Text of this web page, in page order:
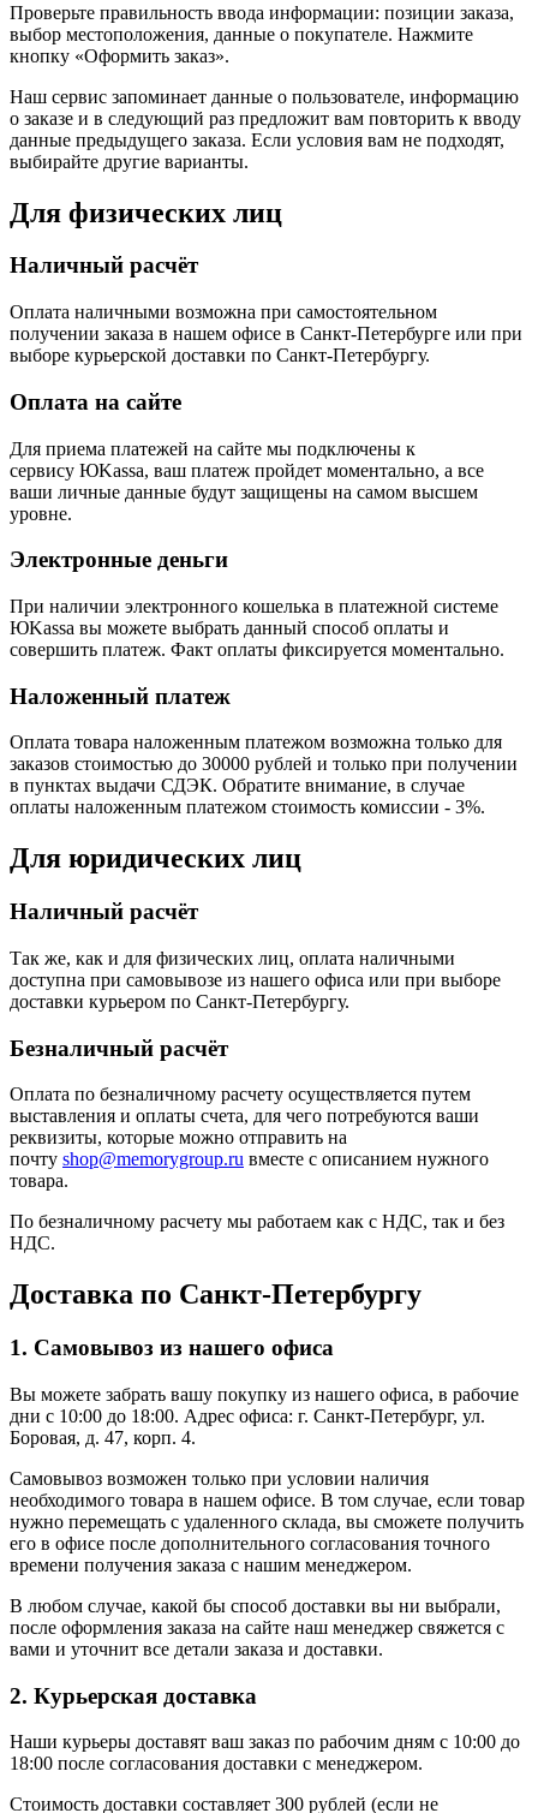
Проверьте правильность ввода информации: позиции заказа,
выбор местоположения, данные о покупателе. Нажмите
кнопку «Оформить заказ».
Наш сервис запоминает данные о пользователе, информацию
о заказе и в следующий раз предложит вам повторить к вводу
данные предыдущего заказа. Если условия вам не подходят,
выбирайте другие варианты.
Для физических лиц
Наличный расчёт
Оплата наличными возможна при самостоятельном
получении заказа в нашем офисе в Санкт-Петербурге или при
выборе курьерской доставки по Санкт-Петербургу.
Оплата на сайте
Для приема платежей на сайте мы подключены к
сервису ЮKassa, ваш платеж пройдет моментально, а все
ваши личные данные будут защищены на самом высшем
уровне.
Электронные деньги
При наличии электронного кошелька в платежной системе
ЮKassa вы можете выбрать данный способ оплаты и
совершить платеж. Факт оплаты фиксируется моментально.
Наложенный платеж
Оплата товара наложенным платежом возможна только для
заказов стоимостью до 30000 рублей и только при получении
в пунктах выдачи СДЭК. Обратите внимание, в случае
оплаты наложенным платежом стоимость комиссии - 3%.
Для юридических лиц
Наличный расчёт
Так же, как и для физических лиц, оплата наличными
доступна при самовывозе из нашего офиса или при выборе
доставки курьером по Санкт-Петербургу.
Безналичный расчёт
Оплата по безналичному расчету осуществляется путем
выставления и оплаты счета, для чего потребуются ваши
реквизиты, которые можно отправить на
почту shop@memorygroup.ru вместе с описанием нужного
товара.
По безналичному расчету мы работаем как с НДС, так и без
НДС.
Доставка по Санкт-Петербургу
1. Самовывоз из нашего офиса
Вы можете забрать вашу покупку из нашего офиса, в рабочие
дни с 10:00 до 18:00. Адрес офиса: г. Санкт-Петербург, ул.
Боровая, д. 47, корп. 4.
Самовывоз возможен только при условии наличия
необходимого товара в нашем офисе. В том случае, если товар
нужно перемещать с удаленного склада, вы сможете получить
его в офисе после дополнительного согласования точного
времени получения заказа с нашим менеджером.
В любом случае, какой бы способ доставки вы ни выбрали,
после оформления заказа на сайте наш менеджер свяжется с
вами и уточнит все детали заказа и доставки.
2. Курьерская доставка
Наши курьеры доставят ваш заказ по рабочим дням с 10:00 до
18:00 после согласования доставки с менеджером.
Стоимость доставки составляет 300 рублей (если не